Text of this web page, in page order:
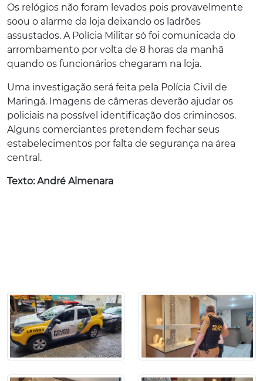
Os relógios não foram levados pois provavelmente
soou o alarme da loja deixando os ladrões
assustados. A Polícia Militar só foi comunicada do
arrombamento por volta de 8 horas da manhã
quando os funcionários chegaram na loja.
Uma investigação será feita pela Polícia Civil de
Maringá. Imagens de câmeras deverão ajudar os
policiais na possível identificação dos criminosos.
Alguns comerciantes pretendem fechar seus
estabelecimentos por falta de segurança na área
central.
Texto: André Almenara